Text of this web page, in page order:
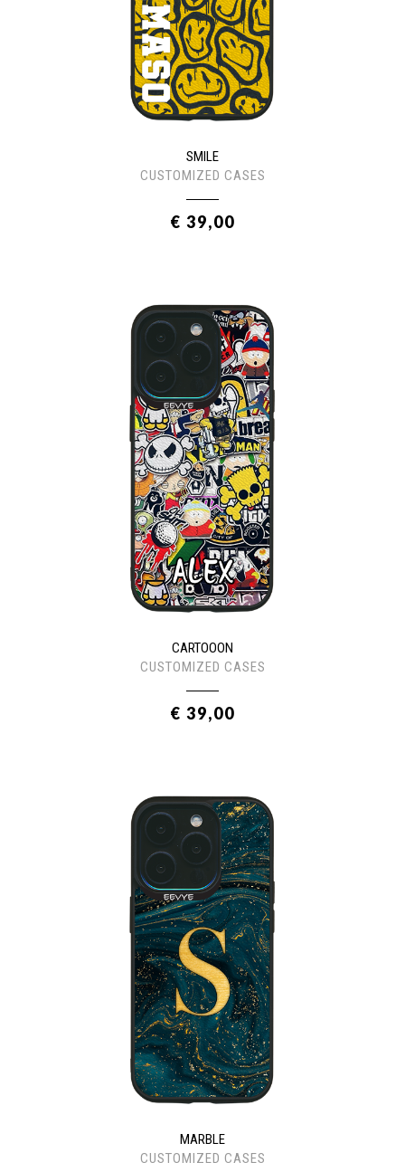
SMILE
CUSTOMIZED CASES
€ 39,00
CARTOOON
CUSTOMIZED CASES
€ 39,00
MARBLE
CUSTOMIZED CASES